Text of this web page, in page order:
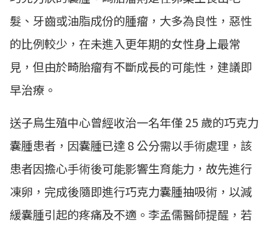
髮、牙齒或油脂成份的腫瘤，大多為良性，惡性
的比例較少，在未進入更年期的女性身上最常
見，但由於畸胎瘤有不斷成長的可能性，建議即
早治療。
送子鳥生殖中心曾經收治一名年僅 25 歲的巧克力
囊腫患者，因囊腫已達 8 公分需以手術處理，該
患者因擔心手術後可能影響生育能力，故先進行
凍卵，完成後隨即進行巧克力囊腫抽吸術，以減
緩囊腫引起的疼痛及不適。李孟儒醫師提醒，若